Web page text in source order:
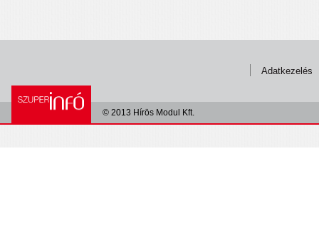
Adatkezelés
© 2013 Hírös Modul Kft.